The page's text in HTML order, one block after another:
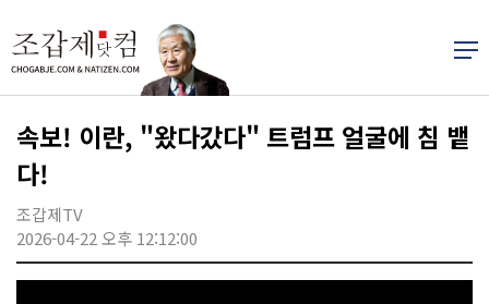
속보! 이란, "왔다갔다" 트럼프 얼굴에 침 뱉
다!
조갑제TV
2026-04-22 오후 12:12:00